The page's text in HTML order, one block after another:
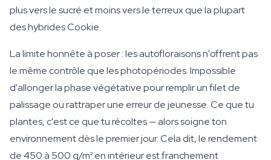
plus vers le sucré et moins vers le terreux que la plupart
des hybrides Cookie.
La limite honnête à poser : les autofloraisons n'offrent pas
le même contrôle que les photopériodes. Impossible
d'allonger la phase végétative pour remplir un filet de
palissage ou rattraper une erreur de jeunesse. Ce que tu
plantes, c'est ce que tu récoltes — alors soigne ton
environnement dès le premier jour. Cela dit, le rendement
de 450 à 500 g/m² en intérieur est franchement